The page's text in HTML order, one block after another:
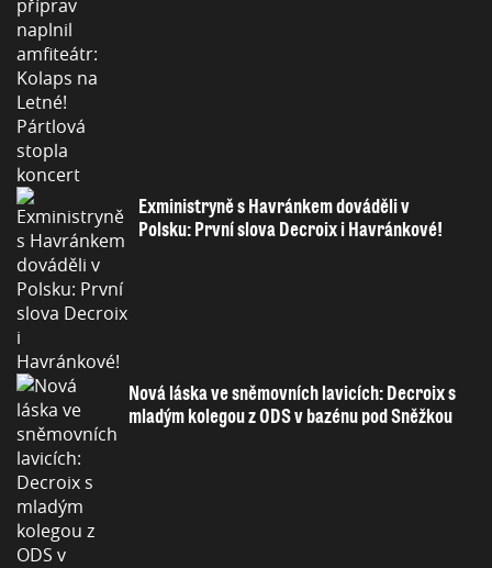
Exministryně s Havránkem dováděli v
Polsku: První slova Decroix i Havránkové!
Nová láska ve sněmovních lavicích: Decroix s
mladým kolegou z ODS v bazénu pod Sněžkou